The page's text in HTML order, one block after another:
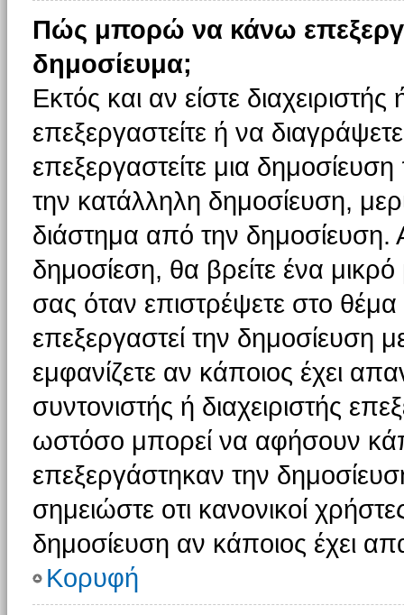
Πώς μπορώ να κάνω
δημοσίευμα;
Εκτός και αν είστε
επεξεργαστείτε ή να
επεξεργαστείτε μια
την κατάλληλη δημοσίευση,
διάστημα από την δημοσίευση.
δημοσίεση, θα βρείτε ένα
σας όταν επιστρέψετε στο
επεξεργαστεί την δημοσίευση
εμφανίζετε αν κάποιος έχει
συντονιστής ή διαχειριστής
ωστόσο μπορεί να αφήσουν
επεξεργάστηκαν την
σημειώστε οτι κανονικοί
δημοσίευση αν κάποιος έχει
Κορυφή